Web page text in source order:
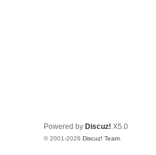
Powered by Discuz! X5.0
© 2001-2026 Discuz! Team